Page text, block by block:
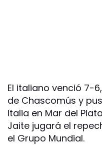
El italiano venció 7-
de Chascomús y
Italia en Mar del
Jaite jugará el
el Grupo Mundial.